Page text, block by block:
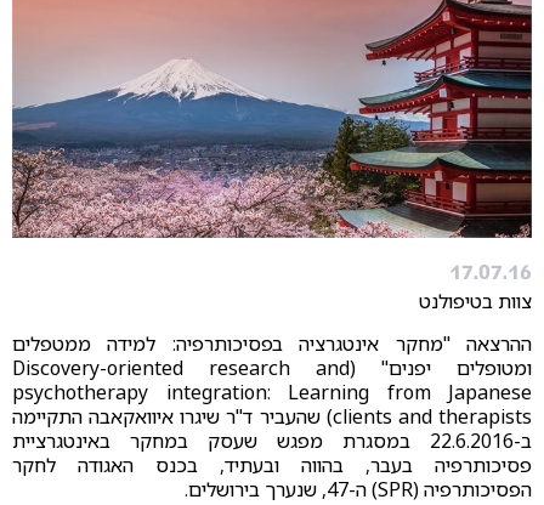
17.07.16
צוות בטיפולנט
ההרצאה "מחקר אינטגרציה בפסיכותרפיה: למידה ממטפלים
ומטופלים יפנים" (Discovery-oriented research and
psychotherapy integration: Learning from Japanese
clients and therapists) שהעביר ד"ר שיגרו איוואקאבה התקיימה
ב-22.6.2016 במסגרת מפגש שעסק במחקר באינטגרציית
פסיכותרפיה בעבר, בהווה ובעתיד, בכנס האגודה לחקר
הפסיכותרפיה (SPR) ה-47, שנערך בירושלים.